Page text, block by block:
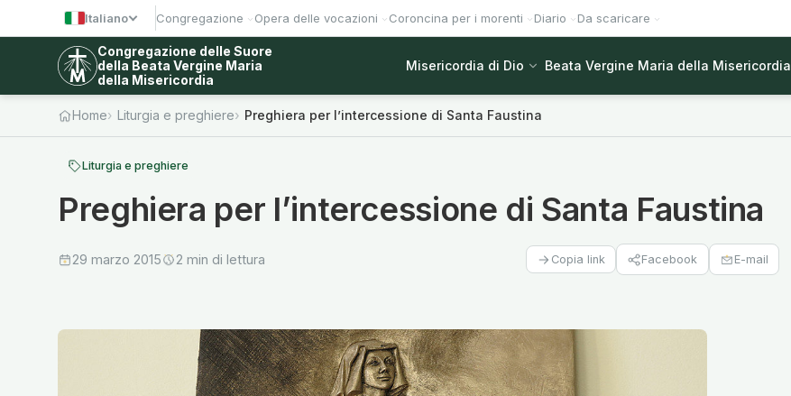
Italiano Congregazione Opera delle vocazioni Coroncina per i morenti Diario Da scaricare
Congregazione delle Suore
della Beata Vergine Maria
della Misericordia
Misericordia di Dio Beata Vergine Maria della Misericordia
Home Liturgia e preghiere Preghiera per l’intercessione di Santa Faustina
Liturgia e preghiere
Preghiera per l’intercessione di Santa Faustina
29 marzo 2015 2 min di lettura Copia link Facebook E-mail